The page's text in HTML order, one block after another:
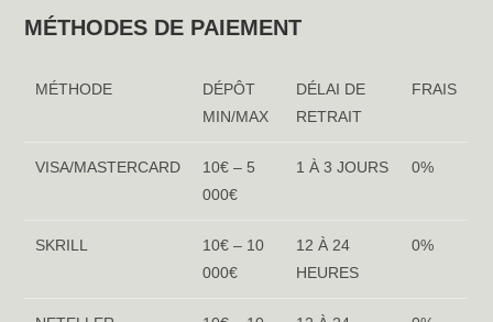
MÉTHODES DE PAIEMENT
MÉTHODE
DÉPÔT
MIN/MAX
DÉLAI DE
RETRAIT
FRAIS
VISA/MASTERCARD
10€ – 5
000€
1 À 3 JOURS 0%
SKRILL
10€ – 10
000€
12 À 24
HEURES
0%